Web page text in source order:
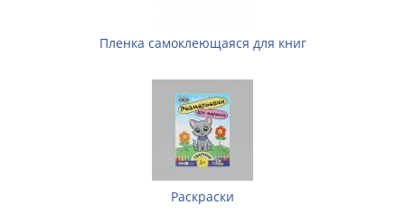
Пленка самоклеющаяся для книг
Раскраски